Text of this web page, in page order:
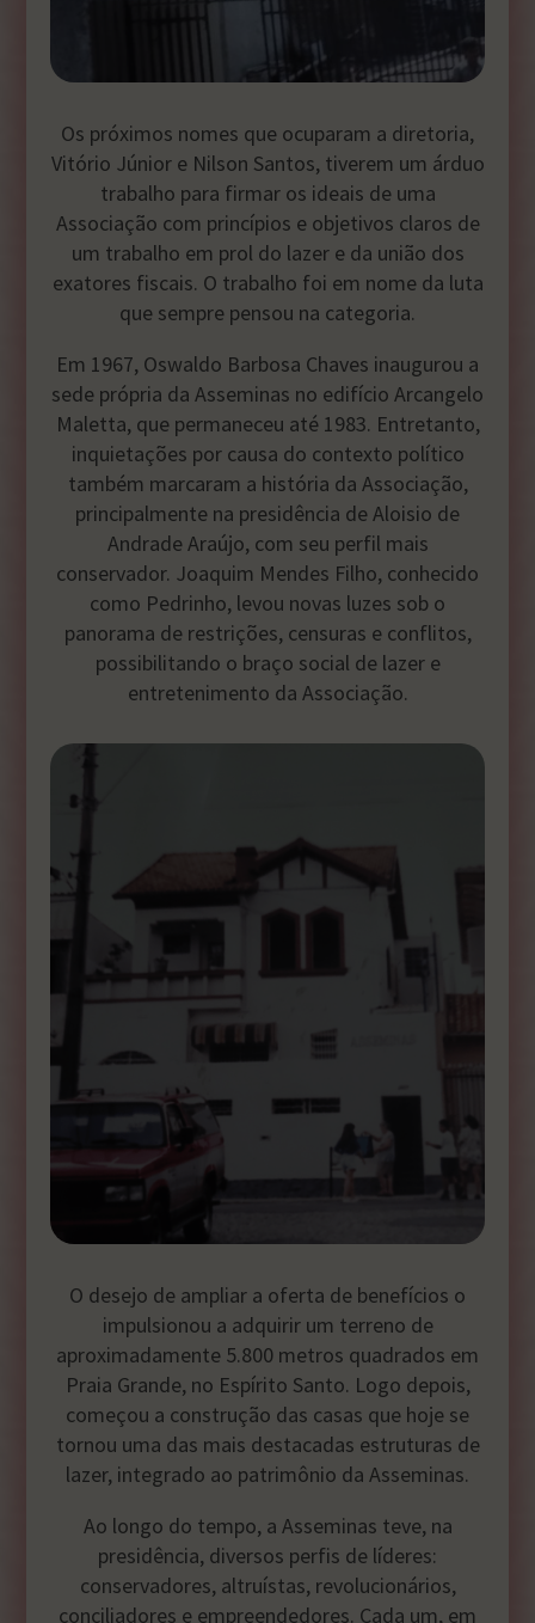
Os próximos nomes que ocuparam a diretoria,
Vitório Júnior e Nilson Santos, tiverem um árduo
trabalho para firmar os ideais de uma
Associação com princípios e objetivos claros de
um trabalho em prol do lazer e da união dos
exatores fiscais. O trabalho foi em nome da luta
que sempre pensou na categoria.
Em 1967, Oswaldo Barbosa Chaves inaugurou a
sede própria da Asseminas no edifício Arcangelo
Maletta, que permaneceu até 1983. Entretanto,
inquietações por causa do contexto político
também marcaram a história da Associação,
principalmente na presidência de Aloisio de
Andrade Araújo, com seu perfil mais
conservador. Joaquim Mendes Filho, conhecido
como Pedrinho, levou novas luzes sob o
panorama de restrições, censuras e conflitos,
possibilitando o braço social de lazer e
entretenimento da Associação.
O desejo de ampliar a oferta de benefícios o
impulsionou a adquirir um terreno de
aproximadamente 5.800 metros quadrados em
Praia Grande, no Espírito Santo. Logo depois,
começou a construção das casas que hoje se
tornou uma das mais destacadas estruturas de
lazer, integrado ao patrimônio da Asseminas.
Ao longo do tempo, a Asseminas teve, na
presidência, diversos perfis de líderes:
conservadores, altruístas, revolucionários,
conciliadores e empreendedores. Cada um, em